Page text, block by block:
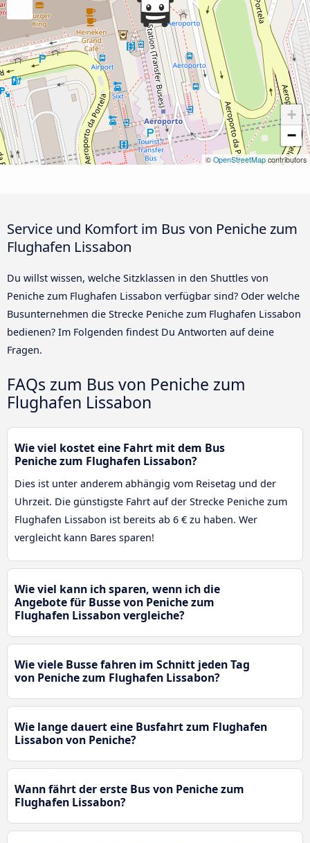
+
−
© OpenStreetMap contributors
Service und Komfort im Bus von Peniche zum
Flughafen Lissabon
Du willst wissen, welche Sitzklassen in den Shuttles von
Peniche zum Flughafen Lissabon verfügbar sind? Oder welche
Busunternehmen die Strecke Peniche zum Flughafen Lissabon
bedienen? Im Folgenden findest Du Antworten auf deine
Fragen.
FAQs zum Bus von Peniche zum
Flughafen Lissabon
Wie viel kostet eine Fahrt mit dem Bus
Peniche zum Flughafen Lissabon?
Dies ist unter anderem abhängig vom Reisetag und der
Uhrzeit. Die günstigste Fahrt auf der Strecke Peniche zum
Flughafen Lissabon ist bereits ab 6 € zu haben. Wer
vergleicht kann Bares sparen!
Wie viel kann ich sparen, wenn ich die
Angebote für Busse von Peniche zum
Flughafen Lissabon vergleiche?
Wie viele Busse fahren im Schnitt jeden Tag
von Peniche zum Flughafen Lissabon?
Wie lange dauert eine Busfahrt zum Flughafen
Lissabon von Peniche?
Wann fährt der erste Bus von Peniche zum
Flughafen Lissabon?